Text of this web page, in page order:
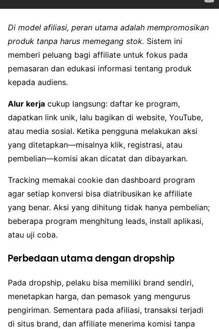
Di model afiliasi, peran utama adalah mempromosikan
produk tanpa harus memegang stok. Sistem ini
memberi peluang bagi affiliate untuk fokus pada
pemasaran dan edukasi informasi tentang produk
kepada audiens.
Alur kerja cukup langsung: daftar ke program,
dapatkan link unik, lalu bagikan di website, YouTube,
atau media sosial. Ketika pengguna melakukan aksi
yang ditetapkan—misalnya klik, registrasi, atau
pembelian—komisi akan dicatat dan dibayarkan.
Tracking memakai cookie dan dashboard program
agar setiap konversi bisa diatribusikan ke affiliate
yang benar. Aksi yang dihitung tidak hanya pembelian;
beberapa program menghitung leads, install aplikasi,
atau uji coba.
Perbedaan utama dengan dropship
Pada dropship, pelaku bisa memiliki brand sendiri,
menetapkan harga, dan pemasok yang mengurus
pengiriman. Sementara pada afiliasi, transaksi terjadi
di situs brand, dan affiliate menerima komisi tanpa